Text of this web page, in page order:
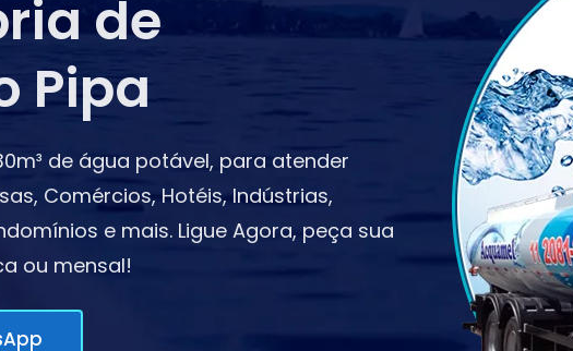
de
Pipa
de água potável, para atender
Comércios, Hotéis, Indústrias,
e mais. Ligue Agora, peça sua
ou mensal!